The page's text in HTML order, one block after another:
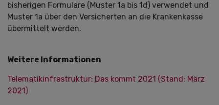
bisherigen Formulare (Muster 1a bis 1d) verwendet und
Muster 1a über den Versicherten an die Krankenkasse
übermittelt werden.
Weitere Informationen
Telematikinfrastruktur: Das kommt 2021 (Stand: März
2021)